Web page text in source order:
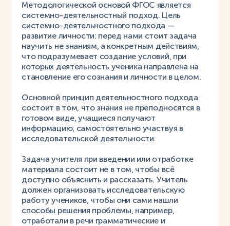
Методологической основой ФГОС является
системно-деятельностный подход. Цель
системно-деятельностного подхода —
развитие личности: перед нами стоит задача
научить не знаниям, а конкретным действиям,
что подразумевает создание условий, при
которых деятельность ученика направлена на
становление его сознания и личности в целом.
Основной принцип деятельностного подхода
состоит в том, что знания не преподносятся в
готовом виде, учащиеся получают
информацию, самостоятельно участвуя в
исследовательской деятельности.
Задача учителя при введении или отработке
материала состоит не в том, чтобы всё
доступно объяснить и рассказать. Учитель
должен организовать исследовательскую
работу учеников, чтобы они сами нашли
способы решения проблемы, например,
отработали в речи грамматические и